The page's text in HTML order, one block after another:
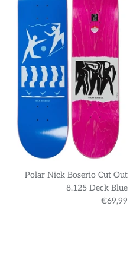
Polar Nick Boserio Cut Out
8.125 Deck Blue
€69,99